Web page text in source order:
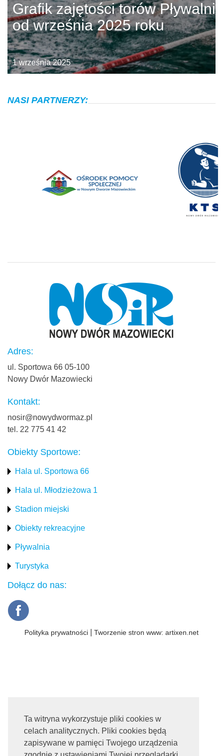
Ta witryna wykorzystuje pliki cookies w
celach analitycznych. Pliki cookies będą
zapisywane w pamięci Twojego urządzenia
Grafik zajętości torów Pływalni
od września 2025 roku
1 września 2025
NASI PARTNERZY:
Adres:
ul. Sportowa 66 05-100
Nowy Dwór Mazowiecki
Kontakt:
nosir@nowydwormaz.pl
tel. 22 775 41 42
Obiekty Sportowe:
Hala ul. Sportowa 66
Hala ul. Młodzieżowa 1
Stadion miejski
Obiekty rekreacyjne
Pływalnia
Turystyka
Dołącz do nas:
Polityka prywatności Tworzenie stron www: artixen.net